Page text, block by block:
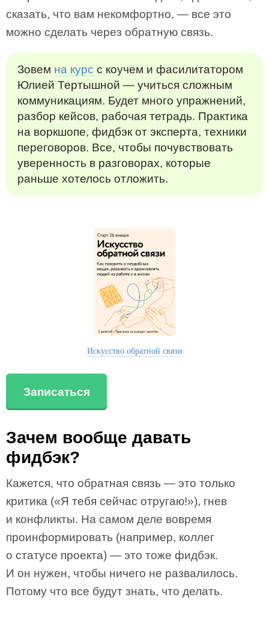
сказать, что вам некомфортно, — все это
можно сделать через обратную связь.
Зовем на курс с коучем и фасилитатором
Юлией Тертышной — учиться сложным
коммуникациям. Будет много упражнений,
разбор кейсов, рабочая тетрадь. Практика
на воркшопе, фидбэк от эксперта, техники
переговоров. Все, чтобы почувствовать
уверенность в разговорах, которые
раньше хотелось отложить.
Искусство обратной связи
Записаться
Зачем вообще давать
фидбэк?
Кажется, что обратная связь — это только
критика («Я тебя сейчас отругаю!»), гнев
и конфликты. На самом деле вовремя
проинформировать (например, коллег
о статусе проекта) — это тоже фидбэк.
И он нужен, чтобы ничего не развалилось.
Потому что все будут знать, что делать.